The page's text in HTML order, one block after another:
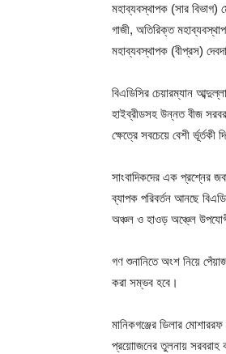
মহাব্যবস্থাপক (সার বিভাগ)
গাজী, অতিরিক্ত
মহাব্যবস্থাপক (বীপ্রস)
বিএডিসির চেয়ারম্যান
হাইব্রীডসহ উন্নত বীজ
ক্ষেত্রে সবচেয়ে বেশী র্ভূর্তকী
সাংবাদিকদের এক প্রশ্নের
ব্যাপক পরিবর্তন আনছে
অঞ্চল ও হাওড় অঞ্চ্লে উপযোগী
গণ শুনানিতে অংশ নিয়ে
করা সম্ভব হবে।
মানিকগঞ্জের ডিলার
প্রয়োাজনের তুলনায় সরবরাহ